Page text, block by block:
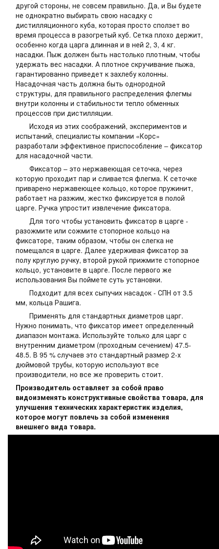
другой стороны, не совсем правильно. Да, и Вы будете
не однократно выбирать свою насадку с
дистилляционного куба, которая просто сползет во
время процесса в разогретый куб. Сетка плохо держит,
особенно когда царга длинная и в ней 2, 3, 4 кг.
насадки. Пыж должен быть настолько плотным, чтобы
удержать вес насадки. А плотное скручивание пыжа,
гарантированно приведет к захлебу колонны.
Насадочная часть должна быть однородной
структуры, для правильного распределения флегмы
внутри колонны и стабильности тепло обменных
процессов при дистилляции.
Исходя из этих соображений, экспериментов и
испытаний, специалисты компании «Корс»
разработали эффективное приспособление – фиксатор
для насадочной части.
Фиксатор – это нержавеющая сеточка, через
которую проходит пар и сливается флегма. К сеточке
приварено нержавеющее кольцо, которое пружинит,
работает на разжим, жестко фиксируется в полой
царге. Ручка упростит извлечение фиксатора.
Для того чтобы установить фиксатор в царге -
разожмите или сожмите стопорное кольцо на
фиксаторе, таким образом, чтобы он слегка не
помещался в царге. Далее удерживая фиксатор за
полу круглую ручку, второй рукой прижмите стопорное
кольцо, установите в царге. После первого же
использования Вы поймете суть установки.
Подходит для всех сыпучих насадок - СПН от 3.5
мм, кольца Рашига.
Применять для стандартных диаметров царг.
Нужно понимать, что фиксатор имеет определенный
диапазон монтажа. Используйте только для царг с
внутренним диаметром (проходным сечением) 47.5-
48.5. В 95 % случаев это стандартный размер 2-х
дюймовой трубы, которую используют все
производители, но все же проверить стоит.
Производитель оставляет за собой право
видоизменять конструктивные свойства товара, для
улучшения технических характеристик изделия,
которое могут повлечь за собой изменения
внешнего вида товара.